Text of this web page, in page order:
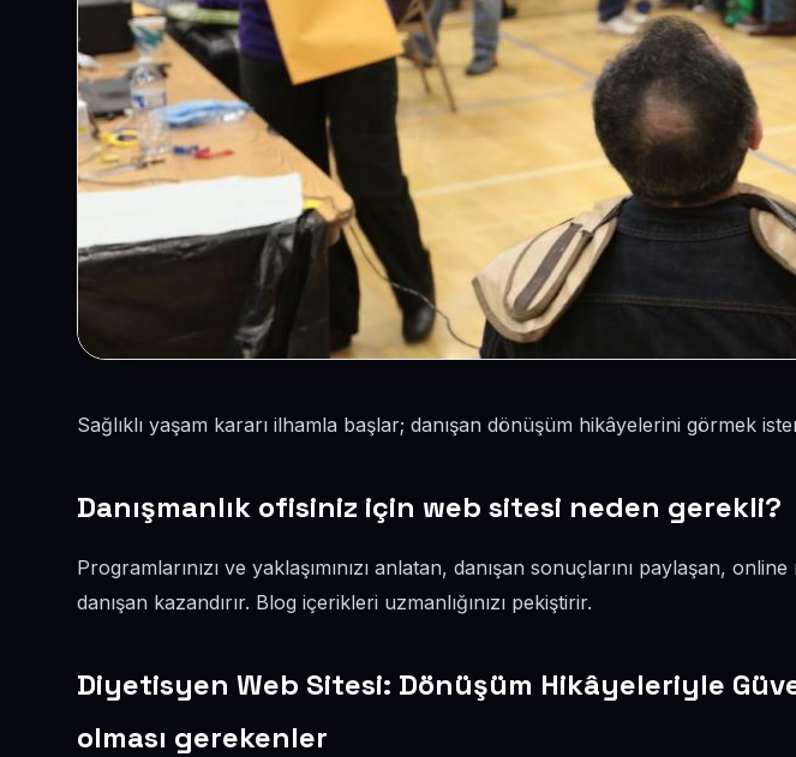
Sağlıklı yaşam kararı ilhamla başlar; danışan dönüşüm hikâyelerini görmek
Danışmanlık ofisiniz için web sitesi neden gerekli?
Programlarınızı ve yaklaşımınızı anlatan, danışan sonuçlarını paylaşan,
danışan kazandırır. Blog içerikleri uzmanlığınızı pekiştirir.
Diyetisyen Web Sitesi: Dönüşüm Hikâyeleriyle
olması gerekenler